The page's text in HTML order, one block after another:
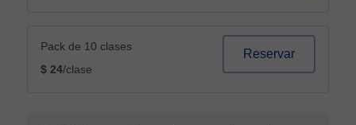
Pack de 10 clases
$ 24/clase
Reservar